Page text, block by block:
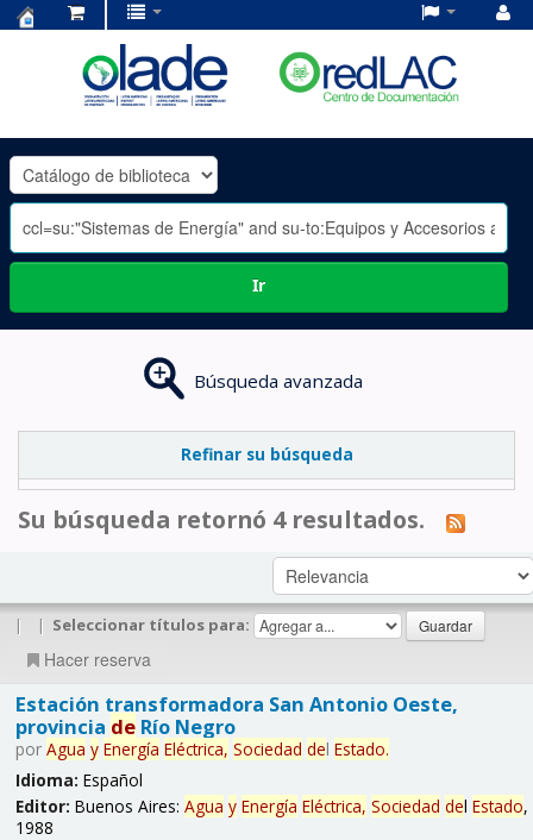
OLADE
-
Ir
Búsqueda avanzada
Refinar su búsqueda
Su búsqueda retornó 4 resultados.
| | Seleccionar títulos para:
Hacer reserva
Estación transformadora San Antonio Oeste,
provincia deRío Negro
por Agua y Energía Eléctrica, Sociedad del Estado.
Idioma: Español
Editor: Buenos Aires: Agua y Energía Eléctrica, Sociedad del Estado,
1988